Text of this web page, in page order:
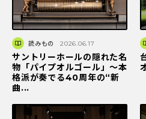
読みもの 2026.06.17
サントリーホールの隠れた名
物「パイプオルゴール」～本
格派が奏でる40周年の“新
曲...